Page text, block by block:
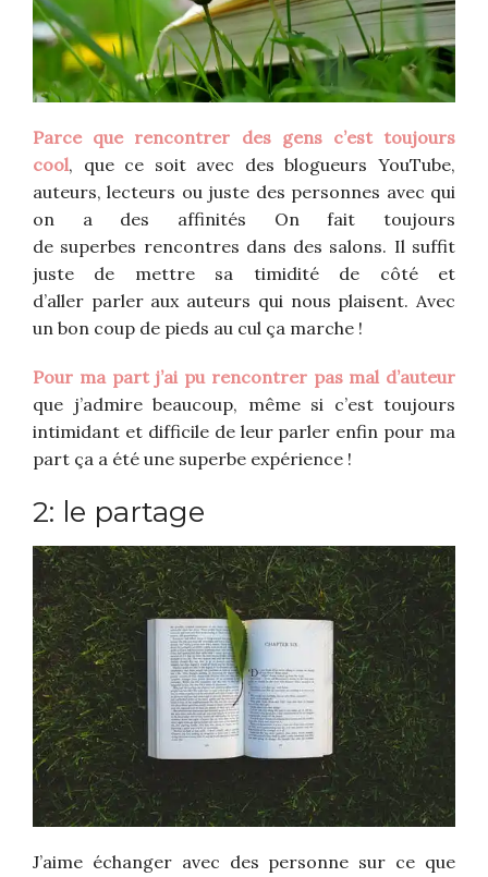
Parce que rencontrer des gens c’est toujours
cool, que ce soit avec des blogueurs YouTube,
auteurs, lecteurs ou juste des personnes avec qui
on a des affinités On fait toujours
de superbes rencontres dans des salons. Il suffit
juste de mettre sa timidité de côté et
d’aller parler aux auteurs qui nous plaisent. Avec
un bon coup de pieds au cul ça marche !
Pour ma part j’ai pu rencontrer pas mal d’auteur
que j’admire beaucoup, même si c’est toujours
intimidant et difficile de leur parler enfin pour ma
part ça a été une superbe expérience !
2: le partage
J’aime échanger avec des personne sur ce que